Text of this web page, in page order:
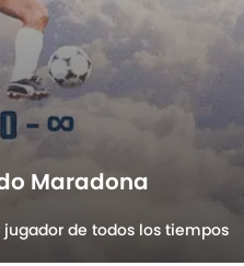
Maradona
de todos los tiempos